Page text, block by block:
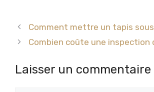
Comment mettre un tapis
Combien coûte une inspection
Laisser un commentaire